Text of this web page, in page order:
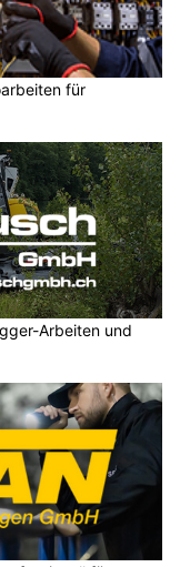
für
Arbeiten und